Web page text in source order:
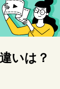
いは？